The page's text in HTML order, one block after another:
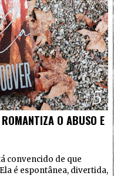
5
O ABUSO E
convencido de que
é espontânea, divertida,